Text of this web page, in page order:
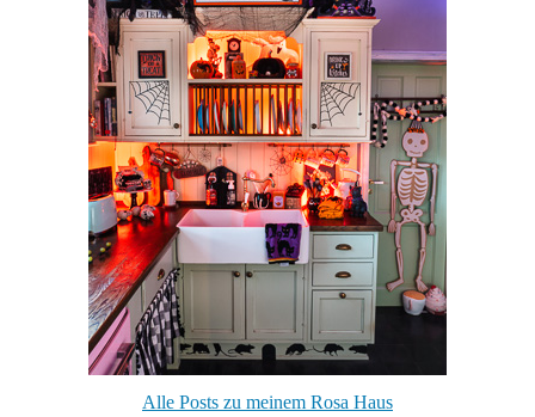
Alle Posts zu meinem Rosa Haus